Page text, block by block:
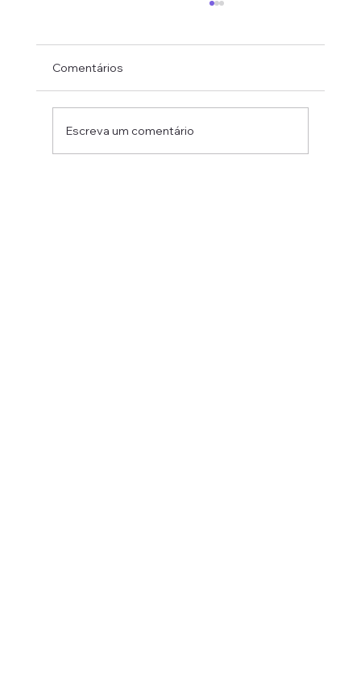
Comentários
Escreva um comentário